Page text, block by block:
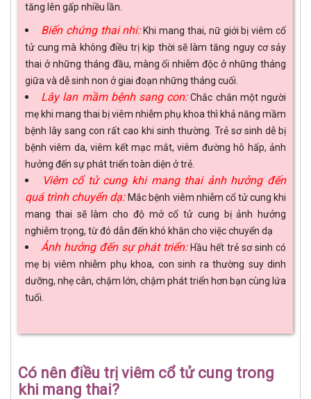
tăng lên gấp nhiều lần.
Biến chứng thai nhi:Khi mang thai, nữ giới bị viêm cổ
tử cung mà không điều trị kịp thời sẽ làm tăng nguy cơ sảy
thai ở những tháng đầu, màng ối nhiễm độc ở những tháng
giữa và dễ sinh non ở giai đoạn những tháng cuối.
Lây lan mầm bệnh sang con:Chắc chắn một người
mẹ khi mang thai bị viêm nhiễm phụ khoa thì khả năng mầm
bệnh lây sang con rất cao khi sinh thường. Trẻ sơ sinh dễ bị
bệnh viêm da, viêm kết mạc mắt, viêm đường hô hấp, ảnh
hưởng đến sự phát triển toàn diện ở trẻ.
Viêm cổ tử cung khi mang thai ảnh hưởng đến
quá trình chuyển dạ:Mắc bệnh viêm nhiễm cổ tử cung khi
mang thai sẽ làm cho độ mở cổ tử cung bị ảnh hưởng
nghiêm trọng, từ đó dẫn đến khó khăn cho việc chuyển dạ
Ảnh hưởng đến sự phát triển:Hầu hết trẻ sơ sinh có
mẹ bị viêm nhiễm phụ khoa, con sinh ra thường suy dinh
dưỡng, nhẹ cân, chậm lớn, chậm phát triển hơn bạn cùng lứa
tuổi.
Có nên điều trị viêm cổ tử cung trong
khi mang thai?